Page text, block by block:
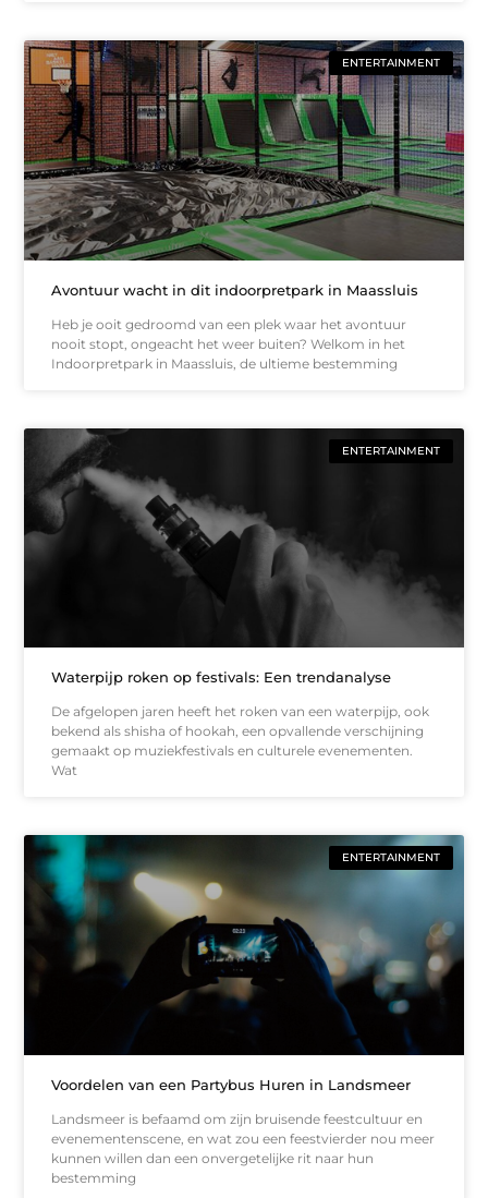
ENTERTAINMENT
Avontuur wacht in dit indoorpretpark in Maassluis
Heb je ooit gedroomd van een plek waar het avontuur
nooit stopt, ongeacht het weer buiten? Welkom in het
Indoorpretpark in Maassluis, de ultieme bestemming
ENTERTAINMENT
Waterpijp roken op festivals: Een trendanalyse
De afgelopen jaren heeft het roken van een waterpijp, ook
bekend als shisha of hookah, een opvallende verschijning
gemaakt op muziekfestivals en culturele evenementen.
Wat
ENTERTAINMENT
Voordelen van een Partybus Huren in Landsmeer
Landsmeer is befaamd om zijn bruisende feestcultuur en
evenementenscene, en wat zou een feestvierder nou meer
kunnen willen dan een onvergetelijke rit naar hun
bestemming